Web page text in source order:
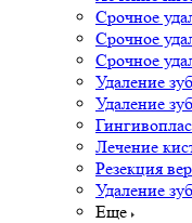
Срочное
Срочное
Срочное
Удаление
Удаление
Лечение
Резекция
Удаление
Еще